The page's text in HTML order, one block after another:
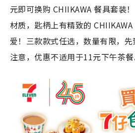
元即可换购 CHIIKAWA 餐具套装
材质，匙柄上有精致的
爱！三款款式任选，数量有限，先
注意，优惠不适用于11元下午茶餐